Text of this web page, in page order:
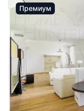
Премиум